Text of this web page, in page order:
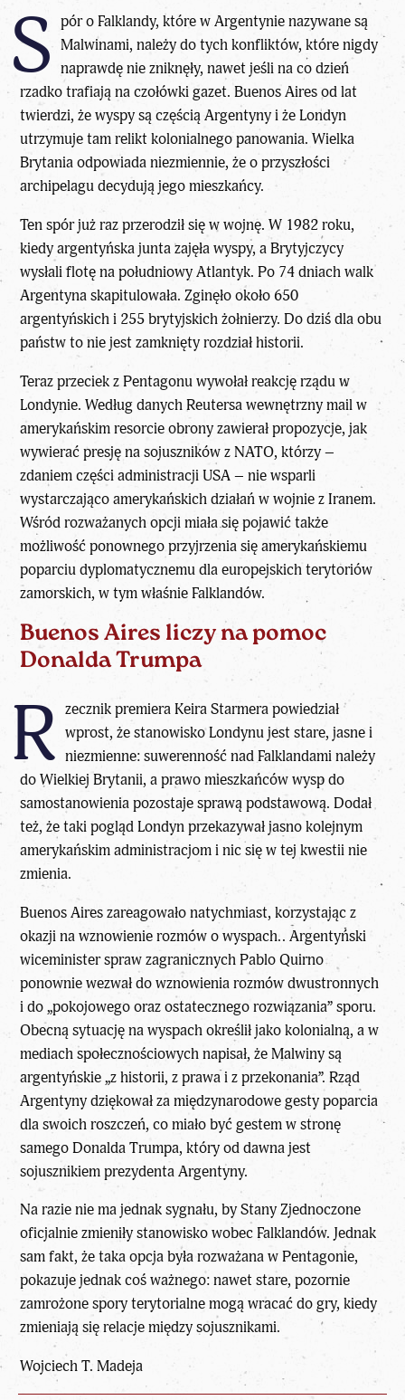
S pór o Falklandy, które w Argentynie nazywane są
Malwinami, należy do tych konfliktów, które nigdy
naprawdę nie zniknęły, nawet jeśli na co dzień
rzadko trafiają na czołówki gazet. Buenos Aires od lat
twierdzi, że wyspy są częścią Argentyny i że Londyn
utrzymuje tam relikt kolonialnego panowania. Wielka
Brytania odpowiada niezmiennie, że o przyszłości
archipelagu decydują jego mieszkańcy.
Ten spór już raz przerodził się w wojnę. W 1982 roku,
kiedy argentyńska junta zajęła wyspy, a Brytyjczycy
wysłali flotę na południowy Atlantyk. Po 74 dniach walk
Argentyna skapitulowała. Zginęło około 650
argentyńskich i 255 brytyjskich żołnierzy. Do dziś dla obu
państw to nie jest zamknięty rozdział historii.
Teraz przeciek z Pentagonu wywołał reakcję rządu w
Londynie. Według danych Reutersa wewnętrzny mail w
amerykańskim resorcie obrony zawierał propozycje, jak
wywierać presję na sojuszników z NATO, którzy –
zdaniem części administracji USA – nie wsparli
wystarczająco amerykańskich działań w wojnie z Iranem.
Wśród rozważanych opcji miała się pojawić także
możliwość ponownego przyjrzenia się amerykańskiemu
poparciu dyplomatycznemu dla europejskich terytoriów
zamorskich, w tym właśnie Falklandów.
Buenos Aires liczy na pomoc
Donalda Trumpa
R zecznik premiera Keira Starmera powiedział
wprost, że stanowisko Londynu jest stare, jasne i
niezmienne: suwerenność nad Falklandami należy
do Wielkiej Brytanii, a prawo mieszkańców wysp do
samostanowienia pozostaje sprawą podstawową. Dodał
też, że taki pogląd Londyn przekazywał jasno kolejnym
amerykańskim administracjom i nic się w tej kwestii nie
zmienia.
Buenos Aires zareagowało natychmiast, korzystając z
okazji na wznowienie rozmów o wyspach.. Argentyński
wiceminister spraw zagranicznych Pablo Quirno
ponownie wezwał do wznowienia rozmów dwustronnych
i do „pokojowego oraz ostatecznego rozwiązania” sporu.
Obecną sytuację na wyspach określił jako kolonialną, a w
mediach społecznościowych napisał, że Malwiny są
argentyńskie „z historii, z prawa i z przekonania”. Rząd
Argentyny dziękował za międzynarodowe gesty poparcia
dla swoich roszczeń, co miało być gestem w stronę
samego Donalda Trumpa, który od dawna jest
sojusznikiem prezydenta Argentyny.
Na razie nie ma jednak sygnału, by Stany Zjednoczone
oficjalnie zmieniły stanowisko wobec Falklandów. Jednak
sam fakt, że taka opcja była rozważana w Pentagonie,
pokazuje jednak coś ważnego: nawet stare, pozornie
zamrożone spory terytorialne mogą wracać do gry, kiedy
zmieniają się relacje między sojusznikami.
Wojciech T. Madeja